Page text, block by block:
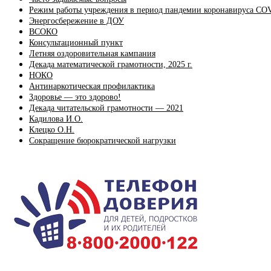
Режим работы учреждения в период пандемии коронавируса
Энергосбережение в ДОУ
ВСОКО
Консультационный пункт
Летняя оздоровительная кампания
Декада математической грамотности, 2025 г.
НОКО
Антинаркотическая профилактика
Здоровье — это здорово!
Декада читательской грамотности — 2021
Кадилова И.О.
Клецко О.Н.
Сокращение бюрократической нагрузки